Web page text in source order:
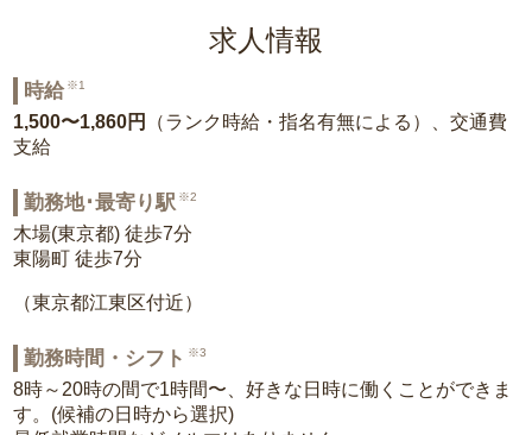
求人情報
時給 ※1
1,500〜1,860円
（ランク時給・指名有無による）、交通費
支給
勤務地･最寄り駅 ※2
木場(東京都) 徒歩7分
東陽町 徒歩7分
（東京都江東区付近）
勤務時間・シフト ※3
8時～20時の間で1時間〜、好きな日時に働くことができま
す。(候補の日時から選択)